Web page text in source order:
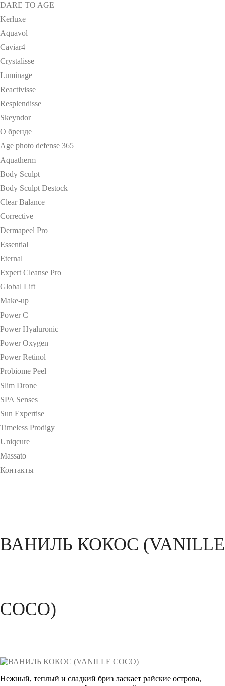
DARE TO AGE
Kerluxe
Aquavol
Caviar4
Crystalisse
Luminage
Reactivisse
Resplendisse
Skeyndor
О бренде
Age photo defense 365
Aquatherm
Body Sculpt
Body Sculpt Destock
Clear Balance
Corrective
Dermapeel Pro
Essential
Eternal
Expert Cleanse Pro
Global Lift
Make-up
Power C
Power Hyaluronic
Power Oxygen
Power Retinol
Probiome Peel
Slim Drone
SPA Senses
Sun Expertise
Timeless Prodigy
Uniqcure
Massato
Контакты
ВАНИЛЬ КОКОС (VANILLE
COCO)
Нежный, теплый и сладкий бриз ласкает райские острова,